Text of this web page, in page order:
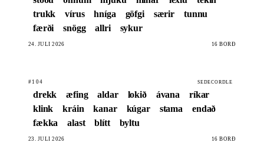
trukk
vírus hníga göfgi særir
tunnu
færði
snögg allri sykur
24. JÚLÍ 2026 16 BORÐ
#104 SEDECORDLE
drekk æfing aldar lokið ávana
ríkar
klink
kráin kanar kúgar stama
endað
fækka
alast blítt byltu
23. JÚLÍ 2026 16 BORÐ